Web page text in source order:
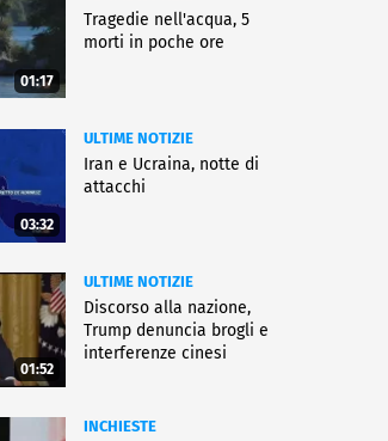
01:17
Tragedie nell'acqua, 5
morti in poche ore
03:32
ULTIME NOTIZIE
Iran e Ucraina, notte di
attacchi
01:52
ULTIME NOTIZIE
Discorso alla nazione,
Trump denuncia brogli e
interferenze cinesi
INCHIESTE